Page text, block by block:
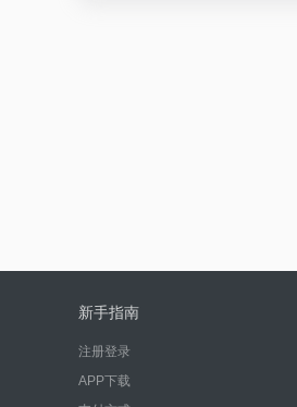
新手指南
注册登录
APP下载